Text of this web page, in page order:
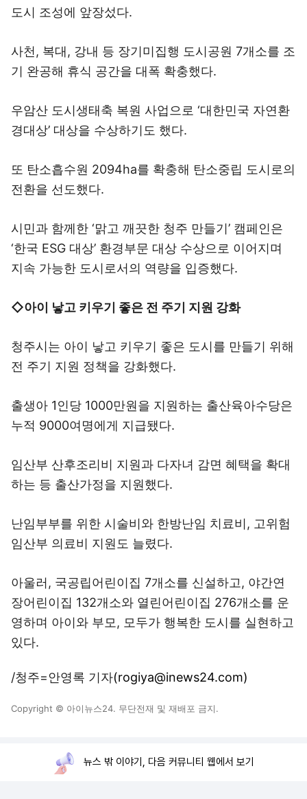
도시 조성에 앞장섰다.
사천, 복대, 강내 등 장기미집행 도시공원 7개소를 조
기 완공해 휴식 공간을 대폭 확충했다.
우암산 도시생태축 복원 사업으로 ‘대한민국 자연환
경대상’ 대상을 수상하기도 했다.
또 탄소흡수원 2094ha를 확충해 탄소중립 도시로의
전환을 선도했다.
시민과 함께한 ‘맑고 깨끗한 청주 만들기’ 캠페인은
‘한국 ESG 대상’ 환경부문 대상 수상으로 이어지며
지속 가능한 도시로서의 역량을 입증했다.
◇아이 낳고 키우기 좋은 전 주기 지원 강화
청주시는 아이 낳고 키우기 좋은 도시를 만들기 위해
전 주기 지원 정책을 강화했다.
출생아 1인당 1000만원을 지원하는 출산육아수당은
누적 9000여명에게 지급됐다.
임산부 산후조리비 지원과 다자녀 감면 혜택을 확대
하는 등 출산가정을 지원했다.
난임부부를 위한 시술비와 한방난임 치료비, 고위험
임산부 의료비 지원도 늘렸다.
아울러, 국공립어린이집 7개소를 신설하고, 야간연
장어린이집 132개소와 열린어린이집 276개소를 운
영하며 아이와 부모, 모두가 행복한 도시를 실현하고
있다.
/청주=안영록 기자(rogiya@inews24.com)
Copyright © 아이뉴스24. 무단전재 및 재배포 금지.
뉴스 밖 이야기, 다음 커뮤니티 웹에서 보기